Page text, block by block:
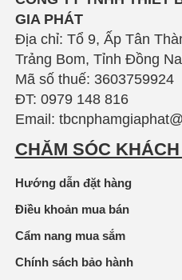
GIA PHÁT
Địa chỉ: Tổ 9, Ấp Tân
Trảng Bom, Tỉnh Đồng
Mã số thuế: 3603759924
ĐT: 0979 148 816
Email:
CHĂM SÓC
Hướng dẫn đặt hàng
Điều khoản mua bán
Cẩm nang mua sắm
Chính sách bảo hành